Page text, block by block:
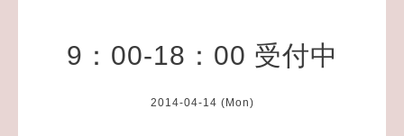
9：00-18：00 受付中
2014-04-14 (Mon)